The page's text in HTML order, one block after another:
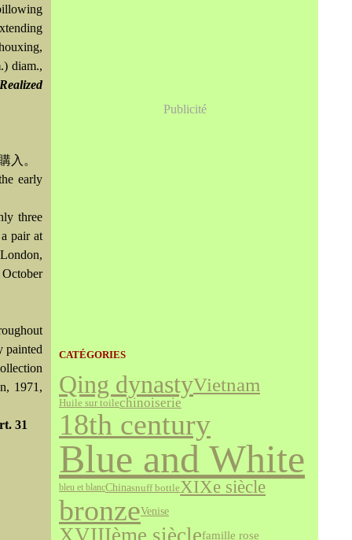
diam.,
入。
early
three
pair at
painted
1971,
31
Publicité
CATÉGORIES
Qing dynastyVietnam
Huile sur toilechinoiserie
18th century
Blue and White
bleu et blancChinasnuff bottleXIXe siècle
bronzeVenise
XVIIIème sièclefamille rose